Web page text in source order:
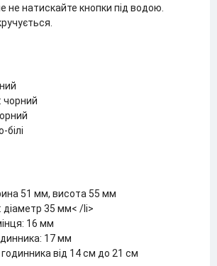
не натискайте кнопки під водою.
чорний
білі
51 мм, висота 55 мм
35 мм< /li>
16 мм
17 мм
від 14 см до 21 см